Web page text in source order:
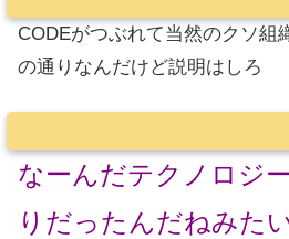
CODEがつぶれて当然のクソ組
の通りなんだけど説明はしろ
なーんだテクノロジ
りだったんだねみた